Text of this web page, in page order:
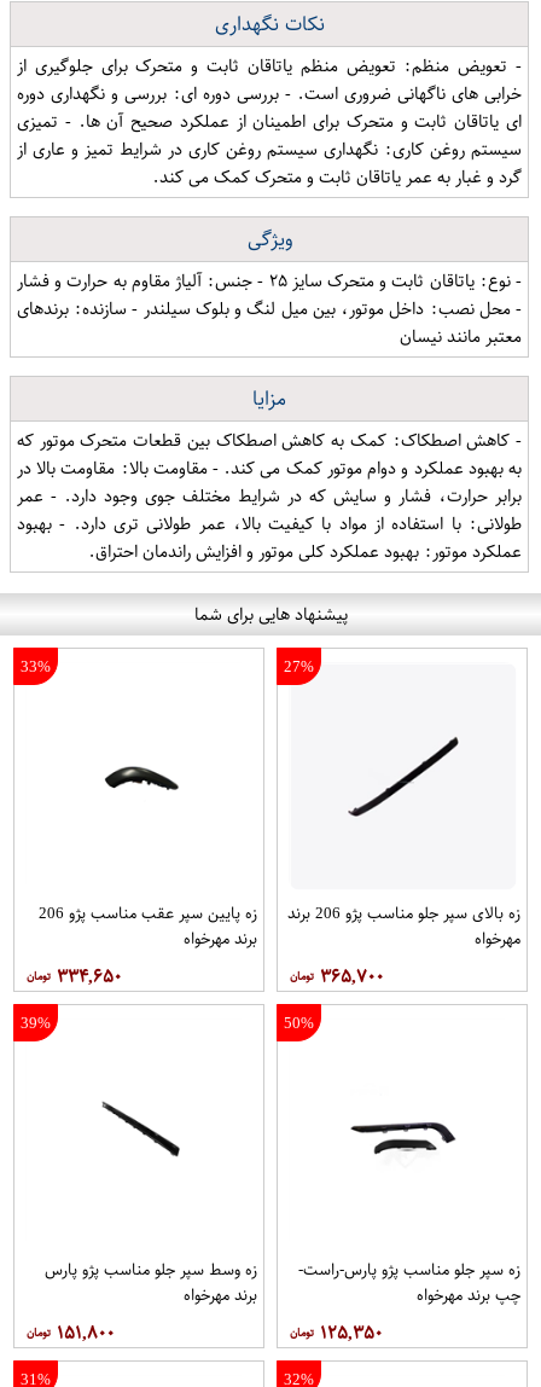
نکات نگهداری
- تعویض منظم: تعویض منظم یاتاقان ثابت و متحرک برای جلوگیری از
خرابی های ناگهانی ضروری است. - بررسی دوره ای: بررسی و نگهداری دوره
ای یاتاقان ثابت و متحرک برای اطمینان از عملکرد صحیح آن ها. - تمیزی
سیستم روغن کاری: نگهداری سیستم روغن کاری در شرایط تمیز و عاری از
گرد و غبار به عمر یاتاقان ثابت و متحرک کمک می کند.
ویژگی
- نوع: یاتاقان ثابت و متحرک سایز ۲۵ - جنس: آلیاژ مقاوم به حرارت و فشار
- محل نصب: داخل موتور، بین میل لنگ و بلوک سیلندر - سازنده: برندهای
معتبر مانند نیسان
مزایا
- کاهش اصطکاک: کمک به کاهش اصطکاک بین قطعات متحرک موتور که
به بهبود عملکرد و دوام موتور کمک می کند. - مقاومت بالا: مقاومت بالا در
برابر حرارت، فشار و سایش که در شرایط مختلف جوی وجود دارد. - عمر
طولانی: با استفاده از مواد با کیفیت بالا، عمر طولانی تری دارد. - بهبود
عملکرد موتور: بهبود عملکرد کلی موتور و افزایش راندمان احتراق.
پیشنهاد هایی برای شما
27%
زه بالای سپر جلو مناسب پژو 206 برند
مهرخواه
۳۶۵,۷۰۰
33%
زه پایین سپر عقب مناسب پژو 206
برند مهرخواه
۳۳۴,۶۵۰
50%
زه سپر جلو مناسب پژو پارس-راست-
چپ برند مهرخواه
۱۲۵,۳۵۰
39%
زه وسط سپر جلو مناسب پژو پارس
برند مهرخواه
۱۵۱,۸۰۰
32%
31%